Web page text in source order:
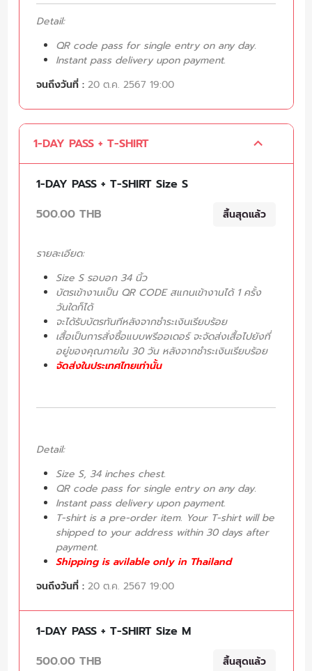
Detail:
QR code pass for single entry on any day.
Instant pass delivery upon payment.
จนถึงวันที่ : 20 ต.ค. 2567 19:00
1-DAY PASS + T-SHIRT
1-DAY PASS + T-SHIRT Size S
500.00 THB
สิ้นสุดแล้ว
รายละเอียด:
Size S รอบอก 34 นิ้ว
บัตรเข้างานเป็น QR CODE สแกนเข้างานได้ 1 ครั้ง
วันใดก็ได้
จะได้รับบัตรทันทีหลังจากชำระเงินเรียบร้อย
เสื้อเป็นการสั่งซื้อแบบพรีออเดอร์ จะจัดส่งเสื้อไปยังที่
อยู่ของคุณภายใน 30 วัน หลังจากชำระเงินเรียบร้อย
จัดส่งในประเทศไทยเท่านั้น
Detail:
Size S, 34 inches chest.
QR code pass for single entry on any day.
Instant pass delivery upon payment.
T-shirt is a pre-order item. Your T-shirt will be
shipped to your address within 30 days after
payment.
Shipping is avilable only in Thailand
จนถึงวันที่ : 20 ต.ค. 2567 19:00
1-DAY PASS + T-SHIRT Size M
500.00 THB
สิ้นสุดแล้ว